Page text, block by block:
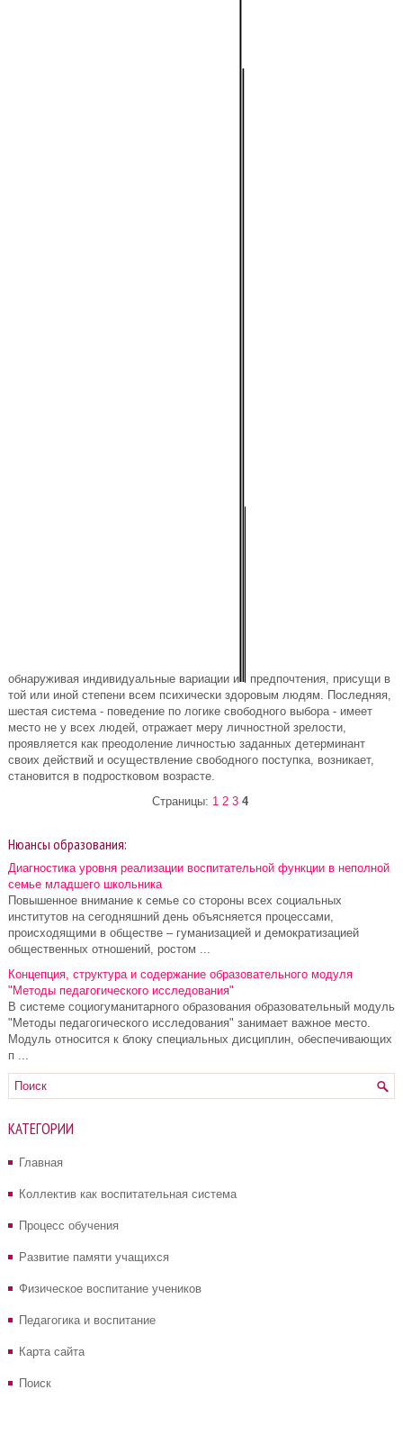
обнаруживая индивидуальные вариации и
предпочтения, присущи в
той или иной степени всем психически здоровым людям. Последняя,
шестая система - поведение по логике свободного выбора - имеет
место не у всех людей, отражает меру личностной зрелости,
проявляется как преодоление личностью заданных детерминант
своих действий и осуществление свободного поступка, возникает,
становится в подростковом возрасте.
Страницы: 1 2 3 4
Нюансы образования:
Диагностика уровня реализации воспитательной функции в неполной
семье младшего школьника
Повышенное внимание к семье со стороны всех социальных
институтов на сегодняшний день объясняется процессами,
происходящими в обществе – гуманизацией и демократизацией
общественных отношений, ростом ...
Концепция, структура и содержание образовательного модуля
"Методы педагогического исследования"
В системе социогуманитарного образования образовательный модуль
"Методы педагогического исследования" занимает важное место.
Модуль относится к блоку специальных дисциплин, обеспечивающих
п ...
КАТЕГОРИИ
Главная
Коллектив как воспитательная система
Процесс обучения
Развитие памяти учащихся
Физическое воспитание учеников
Педагогика и воспитание
Карта сайта
Поиск